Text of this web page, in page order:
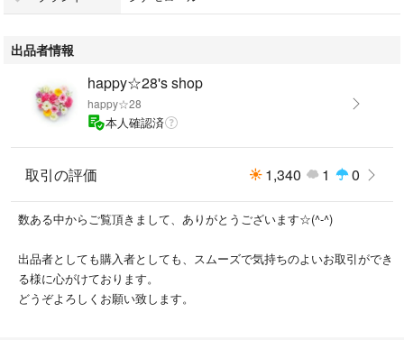
ハンドメイドの品の為、縫い目の粗さや歪み等
ある場合がございます。
ご理解、ご了承の上ご購入宜しくお願い致します。
#サンリオ
#シナモン
#ランチョンマット
#入園
#入学
#happy28ランチョンマット
#ハンドメイド
出品者情報
happy☆28's shop
happy☆28
本人確認済
取引の評価 1,340 1 0
数ある中からご覧頂きまして、ありがとうございます☆(^-^)
出品者としても購入者としても、スムーズで気持ちのよいお取引ができ
る様に心がけております。
どうぞよろしくお願い致します。